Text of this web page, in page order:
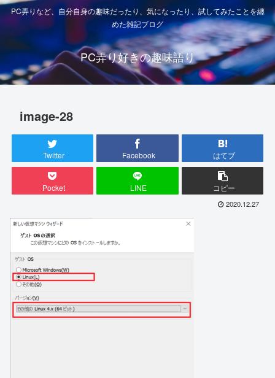
PC弄りなど、自分自身の趣味だったり、気になったり、試してみたことを纏
めた雑記ブログ
PC弄り好きの趣味語り
image-28
Twitter Facebook はてブ
Pocket LINE コピー
2020.12.27